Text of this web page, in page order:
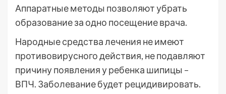
Аппаратные методы позволяют убрать
образование за одно посещение врача.
Народные средства лечения не имеют
противовирусного действия, не подавляют
причину появления у ребенка шипицы –
ВПЧ. Заболевание будет рецидивировать.